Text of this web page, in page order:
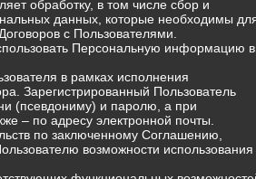
обработку, в том числе сбор и
данных, которые необходимы
с Пользователями.
Персональную информацию в
в рамках исполнения
Зарегистрированный Пользователь
(псевдониму) и паролю, а при
– по адресу электронной почты.
по заключенному Соглашению,
возможности использования